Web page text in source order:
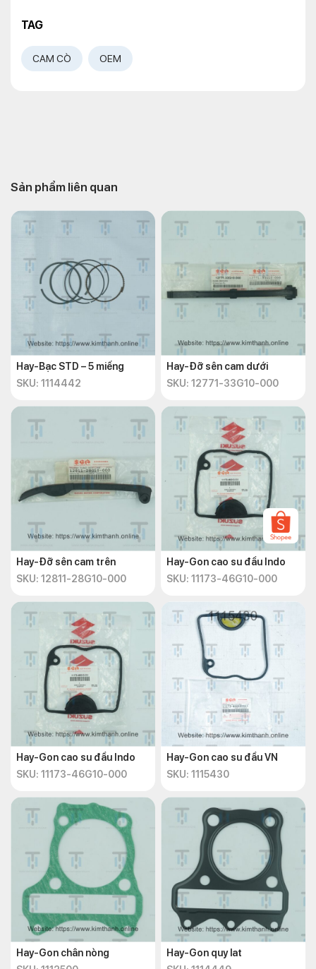
TAG
CAM CÒ OEM
Sản phẩm liên quan
Hay-Bạc STD – 5 miếng
SKU: 1114442
Hay-Đỡ sên cam dưới
SKU: 12771-33G10-000
Hay-Đỡ sên cam trên
SKU: 12811-28G10-000
Hay-Gon cao su đầu Indo
SKU: 11173-46G10-000
Hay-Gon cao su đầu Indo
SKU: 11173-46G10-000
Hay-Gon cao su đầu VN
SKU: 1115430
Hay-Gon chân nòng
Hay-Gon quy lat